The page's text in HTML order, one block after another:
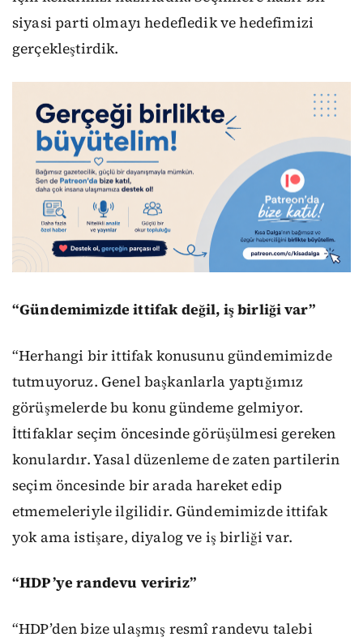
siyasi parti olmayı hedefledik ve hedefimizi
gerçekleştirdik.
“Gündemimizde ittifak değil, iş birliği var”
“Herhangi bir ittifak konusunu gündemimizde
tutmuyoruz. Genel başkanlarla yaptığımız
görüşmelerde bu konu gündeme gelmiyor.
İttifaklar seçim öncesinde görüşülmesi gereken
konulardır. Yasal düzenleme de zaten partilerin
seçim öncesinde bir arada hareket edip
etmemeleriyle ilgilidir. Gündemimizde ittifak
yok ama istişare, diyalog ve iş birliği var.
“HDP’ye randevu veririz”
“HDP’den bize ulaşmış resmî randevu talebi